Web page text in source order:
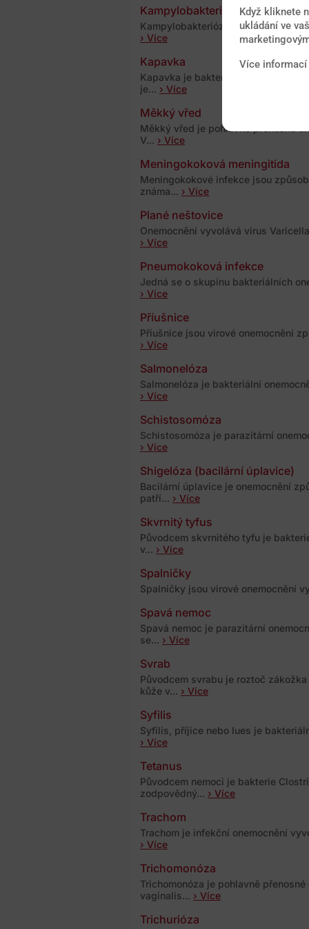
Kampylobakterióza
Kampylobakterióza je průjmové
› Více
Kapavka
Kapavka je bakteriální onemocnění
je... › Více
Měkký vřed
Měkký vřed je pohlavně přenosná
V... › Více
Meningokoková meningitida
Meningokokové infekce jsou
známa... › Více
Plané neštovice
Onemocnění vyvolává virus
› Více
Pneumokoková infekce
Jedná se o skupinu bakteriálních
› Více
Příušnice
Příušnice jsou virové onemocnění
› Více
Salmonelóza
Salmonelóza je bakteriální
› Více
Schistosomóza
Schistosomóza je parazitární
› Více
Shigelóza (bacilární úplavice)
Bacilární úplavice je onemocnění
patří... › Více
Skvrnitý tyfus
Původcem skvrnitého tyfu je
v... › Více
Spalničky
Spalničky jsou virové onemocnění
Spavá nemoc
Spavá nemoc je parazitární
se... › Více
Svrab
Původcem svrabu je roztoč
kůže v... › Více
Syfilis
Syfilis, příjice nebo lues je
› Více
Tetanus
Původcem nemoci je bakterie
zodpovědný... › Více
Trachom
Trachom je infekční onemocnění
› Více
Trichomonóza
Trichomonóza je pohlavně
vaginalis... › Více
Trichurióza
Když kliknete
ukládání ve
Více